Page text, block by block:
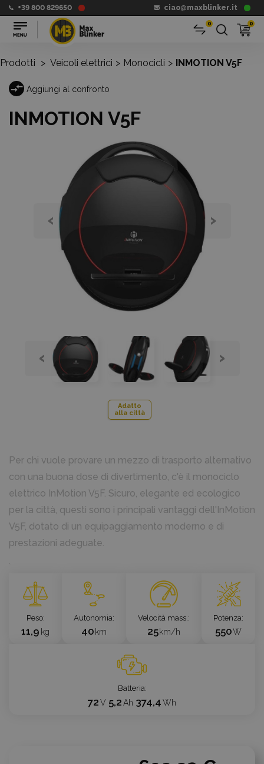
+39 800 829650 ciao@maxblinker.it
0 0
Prodotti > Veicoli elettrici > Monocicli > INMOTION V5F
Aggiungi al confronto
INMOTION V5F
‹ ›
‹ ›
Adatto
alla città
Per chi vuole provare un mezzo di trasporto alternativo
con una buona dose di divertimento, c'è il monociclo
elettrico InMotion V5F. Sicuro, elegante ed ecologico
per la città, questi sono i principali vantaggi dell'InMotion
V5F, dotato di un equipaggiamento moderno e di
prestazioni adeguate.
`
Peso
11,9 kg
Autonomia
40 km
Velocità mass.
25 km/h
Potenza
550W
Batteria
72V 5,2Ah 374,4Wh